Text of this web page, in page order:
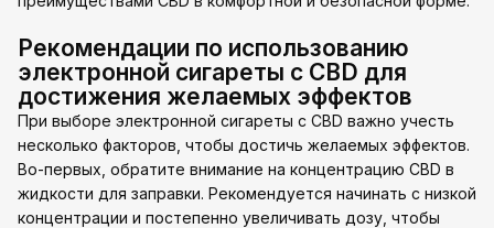
Рекомендации по использованию
электронной сигареты с CBD для
достижения желаемых эффектов
При выборе электронной сигареты с CBD важно учесть
несколько факторов, чтобы достичь желаемых эффектов.
Во-первых, обратите внимание на концентрацию CBD в
жидкости для заправки. Рекомендуется начинать с низкой
концентрации и постепенно увеличивать дозу, чтобы